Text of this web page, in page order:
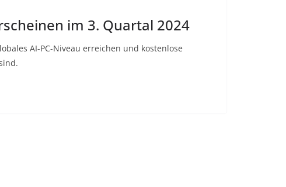
im 3. Quartal 2024
AI-PC-Niveau erreichen und kostenlose